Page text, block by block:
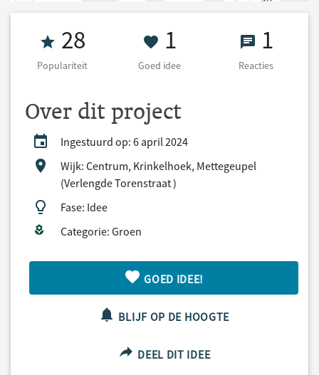
Populariteit 28
28
Populariteit
1 Goed idee
1
Goed idee
1 1
Reacties
Over dit project
Ingestuurd op: 6 april 2024
Wijk: Centrum, Krinkelhoek, Mettegeupel
(Verlengde Torenstraat )
Fase: Idee
Categorie: Groen
GOED IDEE!
BLIJF OP DE HOOGTE
DEEL DIT IDEE